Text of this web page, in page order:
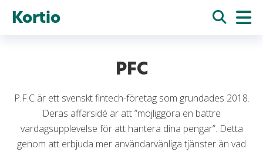
Kortio
PFC
P.F.C är ett svenskt fintech-företag som grundades 2018.
Deras affärsidé är att ”möjliggöra en bättre
vardagsupplevelse för att hantera dina pengar”. Detta
genom att erbjuda mer användarvänliga tjänster än vad